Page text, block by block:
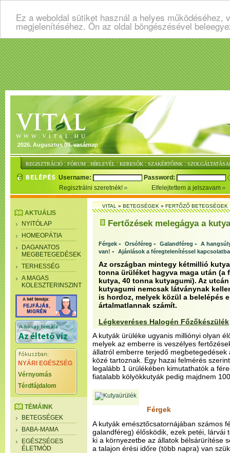
Ez a weboldal sütiket használ a helyes
megjelenítéséhez. Ön az oldal böngészésével
2026. Augusztus 09. vasárnap
REGISZTRÁCIÓ : FÓRUM : HÍRLEVÉL : KERESŐK : SZAKÉRTŐINK :
Username:
Password:
Regisztrálni szeretnék!
Elfelejtettem a jelszavam
AKTUÁLIS
NYITÓLAP
HOMEOPÁTIA
DAGANATOS
MEGBETEGEDÉSEK
TERHESSÉG
A MAGAS
KOLESZTERINSZINT
NYÁRI EGÉSZSÉG
Vérnyomás
Térdfájdalom
TÉMÁINK
BETEGSÉGEK
BABA-MAMA
EGÉSZSÉGES
ÉLETMÓD
VITAL»BETEGSÉGEK»FERTŐZŐ BETEGSÉGEK
Fertőzések melegágya a
Férgek - Orsóféreg - Galandféreg - A
van! - Ajánlások a féregtelenítéssel
Az országban mintegy kétmillió
tonna ürüléket hagyva maga után (a
kutya, 40 tonna kutyagumi). Az
kutyagumi nemcsak látványnak
is hordoz, melyek közül a belelépés
ártalmatlannak számít.
Légkeveréses Halogén Főzőkészülék
A kutyák ürüléke ugyanis milliónyi olyan
melyek az emberre is veszélyes
állatról emberre terjedő megbetegedések
közé tartoznak. Egy hazai felmérés
legalább 1 ürülékében kimutathatók a
fiatalabb kölyökkutyák pedig majdnem
Férgek
A kutyák emésztőcsatornájában számos
galandféreg) élősködik, ezek petéi, lárvái
ki a környezetbe az állatok bélsárürítése
a talajon érési időre (több napra) van